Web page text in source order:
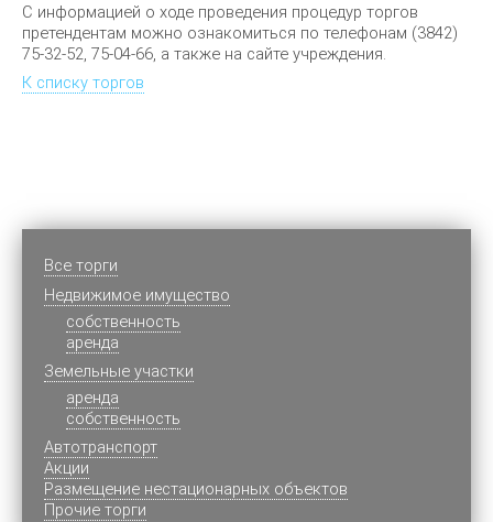
С информацией о ходе проведения процедур торгов
претендентам можно ознакомиться по телефонам ‎(3842)
75-32-52, 75-04-66, а также на сайте учреждения.
К списку торгов
Все торги
Недвижимое имущество
cобственность
аренда
Земельные участки
аренда
собственность
Автотранспорт
Акции
Размещение нестационарных объектов
Прочие торги